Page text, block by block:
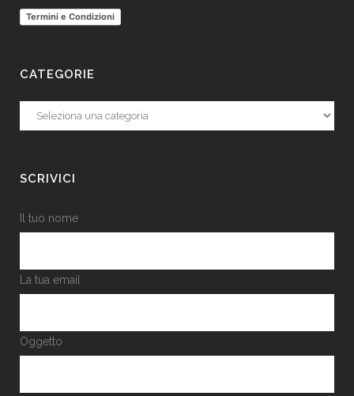
Termini e Condizioni
CATEGORIE
Categorie
SCRIVICI
Il tuo nome
La tua email
Oggetto